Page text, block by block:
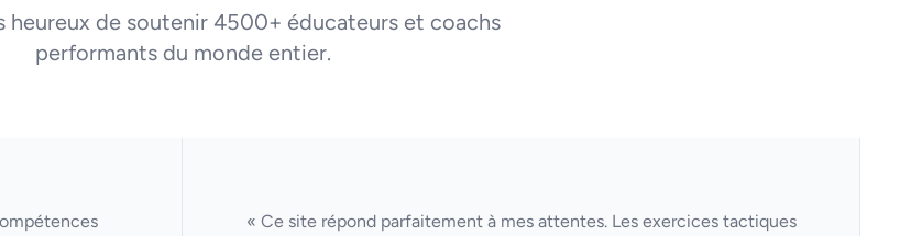
heureux de soutenir 4500+ éducateurs et coachs
performants du monde entier.
« Ce site répond parfaitement à mes attentes. Les exercices tactiques